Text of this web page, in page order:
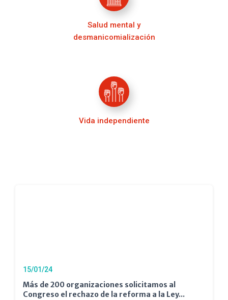
Salud mental y
desmanicomialización
Vida independiente
15/01/24
Más de 200 organizaciones solicitamos al
Congreso el rechazo de la reforma a la Ley...